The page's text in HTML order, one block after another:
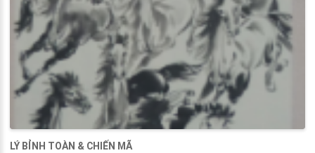
LÝ BỈNH TOÀN & CHIẾN MÃ